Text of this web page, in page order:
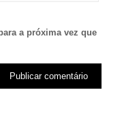
a próxima vez que